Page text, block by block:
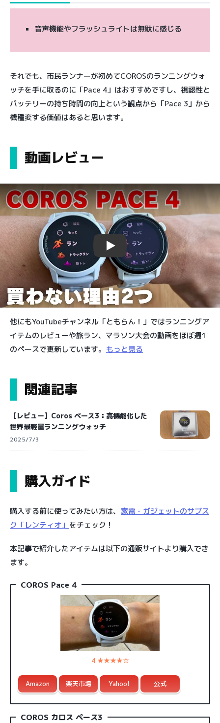
音声機能やフラッシュライトは無駄に感じる
それでも、市民ランナーが初めてCOROSのランニングウォ
ッチを手に取るのに「Pace 4」はおすすめですし、視認性と
バッテリーの持ち時間の向上という観点から「Pace 3」から
機種変する価値はあると思います。
動画レビュー
Play
他にもYouTubeチャンネル「ともらん！」ではランニングア
イテムのレビューや旅ラン、マラソン大会の動画をほぼ週1
のペースで更新しています。 もっと見る
関連記事
【レビュー】Coros ペース3：高機能化した
世界最軽量ランニングウォッチ
2025/7/3
購入ガイド
購入する前に使ってみたい方は、 家電・ガジェットのサブス
ク「レンティオ」 をチェック！
本記事で紹介したアイテムは以下の通販サイトより購入でき
ます。
COROS Pace 4
4 ★★★★☆
Amazon 楽天市場 Yahoo! 公式
COROS カロス ペース3